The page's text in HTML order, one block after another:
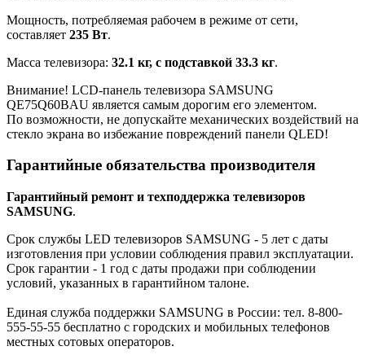
Мощность, потребляемая рабочем в режиме от сети,
составляет 235 Вт.
Масса телевизора: 32.1 кг, с подставкой 33.3 кг.
Внимание! LCD-панель телевизора SAMSUNG
QE75Q60BAU является самым дорогим его элементом.
По возможности, не допускайте механических воздействий на
стекло экрана во избежание повреждений панели QLED!
Гарантийные обязательства производителя
Гарантийный ремонт и техподдержка телевизоров
SAMSUNG.
Срок службы LED телевизоров SAMSUNG - 5 лет с даты
изготовления при условии соблюдения правил эксплуатации.
Срок гарантии - 1 год с даты продажи при соблюдении
условий, указанных в гарантийном талоне.
Единая служба поддержки SAMSUNG в России: тел. 8-800-
555-55-55 бесплатно с городских и мобильных телефонов
местных сотовых операторов.